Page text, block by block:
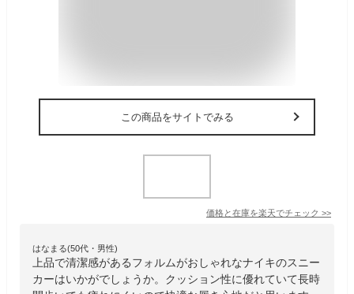
この商品をサイトでみる
価格と在庫を楽天でチェック >>
はなまる(50代・男性)
上品で清潔感があるフォルムがおしゃれなナイキのスニー
カーはいかがでしょうか。クッション性に優れていて長時